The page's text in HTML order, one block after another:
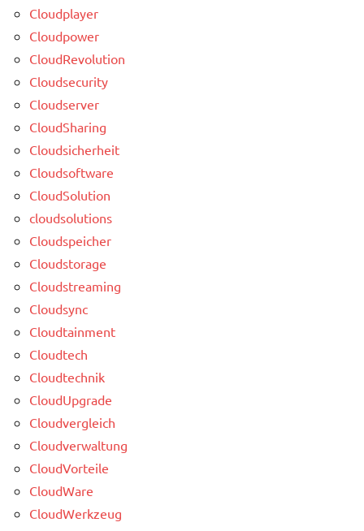
Cloudplayer
Cloudpower
CloudRevolution
Cloudsecurity
Cloudserver
CloudSharing
Cloudsicherheit
Cloudsoftware
CloudSolution
cloudsolutions
Cloudspeicher
Cloudstorage
Cloudstreaming
Cloudsync
Cloudtainment
Cloudtech
Cloudtechnik
CloudUpgrade
Cloudvergleich
Cloudverwaltung
CloudVorteile
CloudWare
CloudWerkzeug